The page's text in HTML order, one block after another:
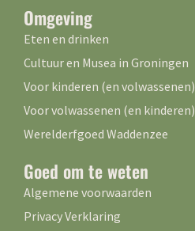
Omgeving
Eten en drinken
Cultuur en Musea in Groningen
Voor kinderen (en volwassenen)
Voor volwassenen (en kinderen)
Werelderfgoed Waddenzee
Goed om te weten
Algemene voorwaarden
Privacy Verklaring